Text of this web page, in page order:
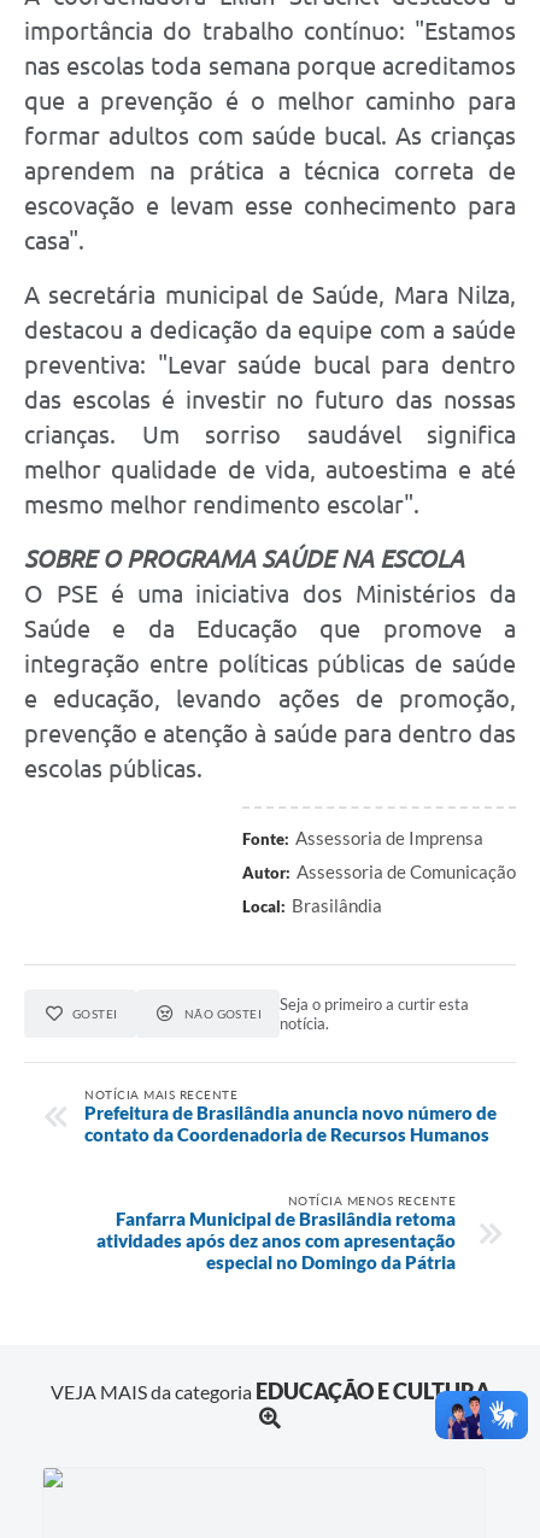
importância do trabalho contínuo: "Estamos
nas escolas toda semana porque acreditamos
que a prevenção é o melhor caminho para
formar adultos com saúde bucal. As crianças
aprendem na prática a técnica correta de
escovação e levam esse conhecimento para
casa".
A secretária municipal de Saúde, Mara Nilza,
destacou a dedicação da equipe com a saúde
preventiva: "Levar saúde bucal para dentro
das escolas é investir no futuro das nossas
crianças. Um sorriso saudável significa
melhor qualidade de vida, autoestima e até
mesmo melhor rendimento escolar".
SOBRE O PROGRAMA SAÚDE NA ESCOLA
O PSE é uma iniciativa dos Ministérios da
Saúde e da Educação que promove a
integração entre políticas públicas de saúde
e educação, levando ações de promoção,
prevenção e atenção à saúde para dentro das
escolas públicas.
Fonte: Assessoria de Imprensa
Autor: Assessoria de Comunicação
Local: Brasilândia
GOSTEI NÃO GOSTEI
Seja o primeiro a curtir esta
notícia.
NOTÍCIA MAIS RECENTE
Prefeitura de Brasilândia anuncia novo número de
contato da Coordenadoria de Recursos Humanos
NOTÍCIA MENOS RECENTE
Fanfarra Municipal de Brasilândia retoma
atividades após dez anos com apresentação
especial no Domingo da Pátria
VEJA MAIS da categoria EDUCAÇÃO E CULTURA